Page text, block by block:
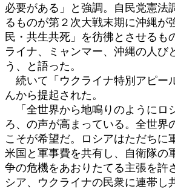
必要がある」と強調。自民党憲法
るものが第２次大戦末期に沖縄が
民・共生共死」を彷彿とさせるも
ライナ、ミャンマー、沖縄の人び
う、と語った。
続いて「ウクライナ特別アピー
んから提起された。
「全世界から地鳴りのようにロ
ろ、の声が高まっている。全世界
こそが希望だ。ロシアはただちに
米国と軍事費を共有し、自衛隊の
争の危機をあおりたてる主張を許
シア、ウクライナの民衆に連帯し